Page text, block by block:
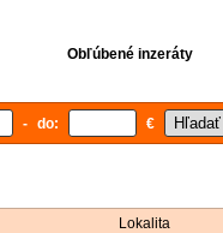
Obľúbené inzeráty
- do: €
Lokalita